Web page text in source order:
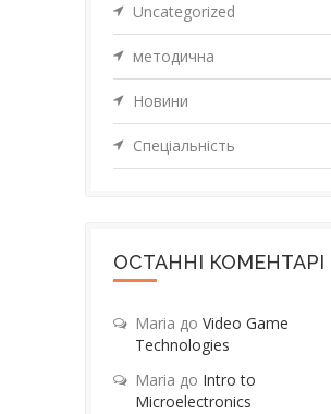
Uncategorized
методична
Новини
Спеціальність
ОСТАННІ КОМЕНТАРІ
Maria до Video Game
Technologies
Maria до Intro to
Microelectronics